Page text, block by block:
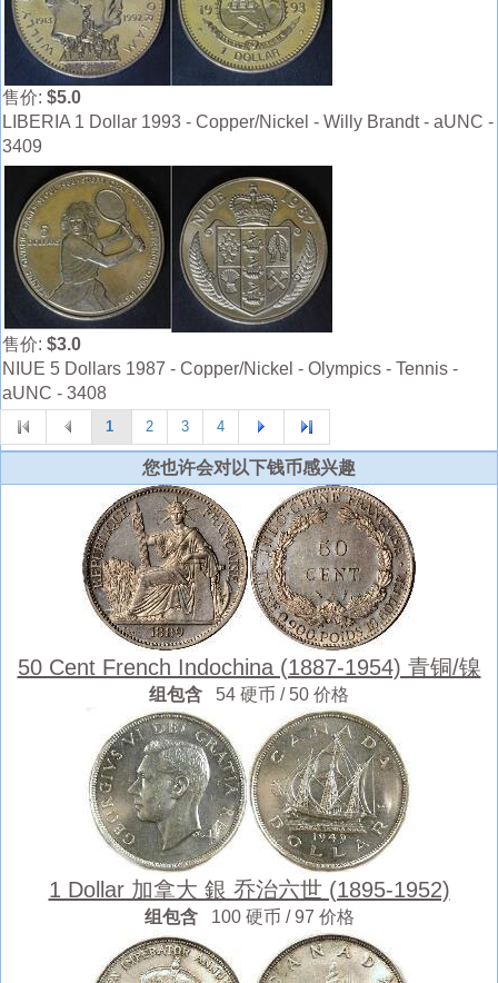
售价: $5.0
LIBERIA 1 Dollar 1993 - Copper/Nickel - Willy Brandt - aUNC -
3409
售价: $3.0
NIUE 5 Dollars 1987 - Copper/Nickel - Olympics - Tennis -
aUNC - 3408
1 2 3 4
您也许会对以下钱币感兴趣
50 Cent French Indochina (1887-1954) 青铜/镍
组包含 54 硬币 / 50 价格
1 Dollar 加拿大 銀 乔治六世 (1895-1952)
组包含 100 硬币 / 97 价格